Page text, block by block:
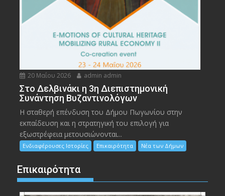
20 Μαΐου 2026 admin admin
Στο Δελβινάκι η 3η Διεπιστημονική
Συνάντηση Βυζαντινολόγων
Η σταθερή επένδυση του Δήμου Πωγωνίου στην
εκπαίδευση και η στρατηγική του επιλογή για
εξωστρέφεια μετουσιώνονται...
Ενδιαφέρουσες Ιστορίες Επικαιρότητα Νέα των Δήμων
Επικαιρότητα